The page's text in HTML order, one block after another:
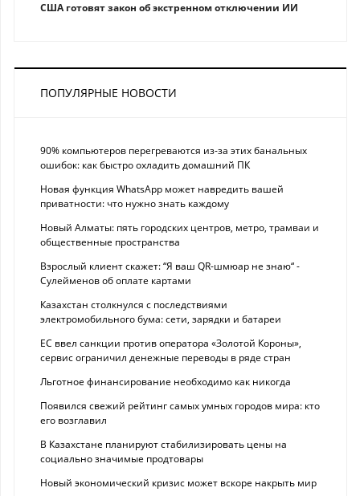
США готовят закон об экстренном отключении ИИ
ПОПУЛЯРНЫЕ НОВОСТИ
90% компьютеров перегреваются из-за этих банальных
ошибок: как быстро охладить домашний ПК
Новая функция WhatsApp может навредить вашей
приватности: что нужно знать каждому
Новый Алматы: пять городских центров, метро, трамваи и
общественные пространства
Взрослый клиент скажет: “Я ваш QR-шмюар не знаю“ -
Сулейменов об оплате картами
Казахстан столкнулся с последствиями
электромобильного бума: сети, зарядки и батареи
ЕС ввел санкции против оператора «Золотой Короны»,
сервис ограничил денежные переводы в ряде стран
Льготное финансирование необходимо как никогда
Появился свежий рейтинг самых умных городов мира: кто
его возглавил
В Казахстане планируют стабилизировать цены на
социально значимые продтовары
Новый экономический кризис может вскоре накрыть мир